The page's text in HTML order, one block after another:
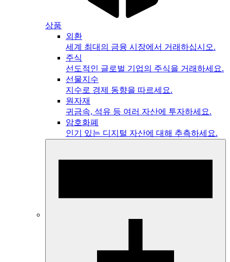
상품
외환
세계 최대의 금융 시장에서 거래하십시오.
주식
선도적인 글로벌 기업의 주식을 거래하세요.
선물지수
지수로 경제 동향을 따르세요.
원자재
귀금속, 석유 등 여러 자산에 투자하세요.
암호화폐
인기 있는 디지털 자산에 대해 추측하세요.